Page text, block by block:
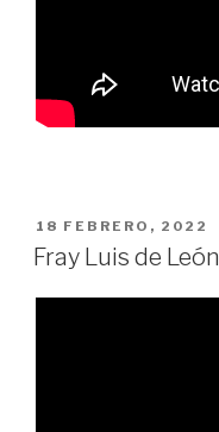
PUBLICADO
EN
18 FEBRERO, 2022
Fray Luis de León